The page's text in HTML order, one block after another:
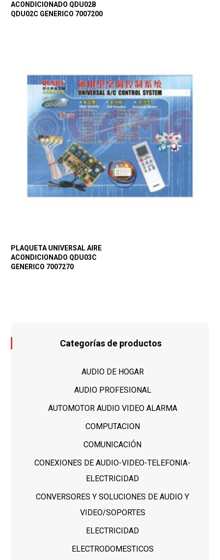
ACONDICIONADO QDU02B
QDU02C GENERICO 7007200
PLAQUETA UNIVERSAL AIRE
ACONDICIONADO QDU03C
GENERICO 7007270
Categorías de productos
AUDIO DE HOGAR
AUDIO PROFESIONAL
AUTOMOTOR AUDIO VIDEO ALARMA
COMPUTACION
COMUNICACIÓN
CONEXIONES DE AUDIO-VIDEO-TELEFONIA-
ELECTRICIDAD
CONVERSORES Y SOLUCIONES DE AUDIO Y
VIDEO/SOPORTES
ELECTRICIDAD
ELECTRODOMESTICOS